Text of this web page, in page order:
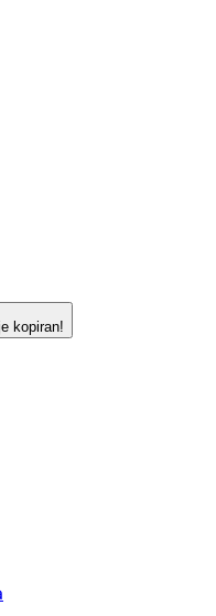
kopiran!